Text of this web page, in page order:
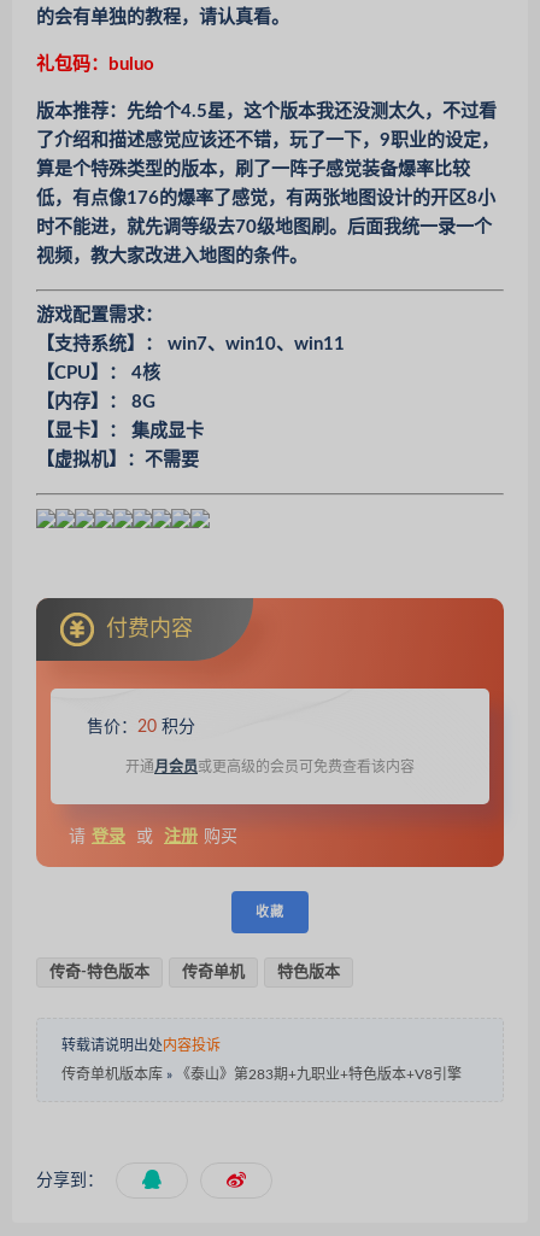
的会有单独的教程，请认真看。
礼包码：buluo
版本推荐：先给个4.5星，这个版本我还没测太久，不过看
了介绍和描述感觉应该还不错，玩了一下，9职业的设定，
算是个特殊类型的版本，刷了一阵子感觉装备爆率比较
低，有点像176的爆率了感觉，有两张地图设计的开区8小
时不能进，就先调等级去70级地图刷。后面我统一录一个
视频，教大家改进入地图的条件。
游戏配置需求：
【支持系统】： win7、win10、win11
【CPU】： 4核
【内存】： 8G
【显卡】： 集成显卡
【虚拟机】：不需要
付费内容
售价： 20 积分
开通月会员或更高级的会员可免费查看该内容
请 登录 或 注册 购买
收藏
传奇-特色版本 传奇单机 特色版本
转载请说明出处 内容投诉
传奇单机版本库 » 《泰山》第283期+九职业+特色版本+V8引擎
分享到：